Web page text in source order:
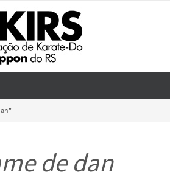
de dan